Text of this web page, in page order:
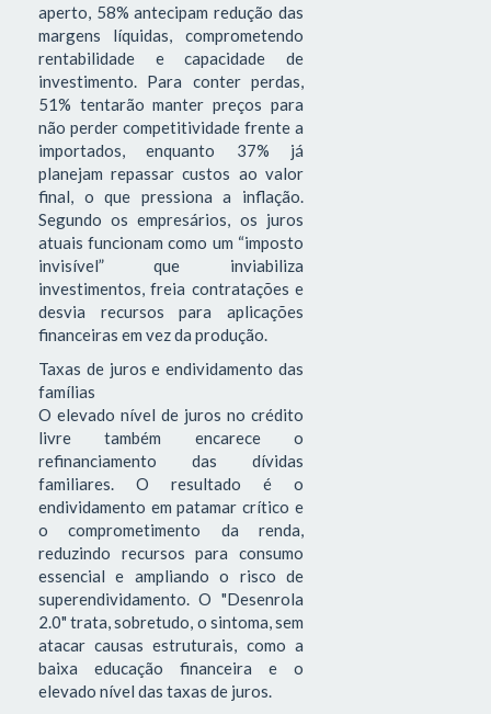
aperto, 58% antecipam redução das
margens líquidas, comprometendo
rentabilidade e capacidade de
investimento. Para conter perdas,
51% tentarão manter preços para
não perder competitividade frente a
importados, enquanto 37% já
planejam repassar custos ao valor
final, o que pressiona a inflação.
Segundo os empresários, os juros
atuais funcionam como um “imposto
invisível” que inviabiliza
investimentos, freia contratações e
desvia recursos para aplicações
financeiras em vez da produção.
Taxas de juros e endividamento das
famílias
O elevado nível de juros no crédito
livre também encarece o
refinanciamento das dívidas
familiares. O resultado é o
endividamento em patamar crítico e
o comprometimento da renda,
reduzindo recursos para consumo
essencial e ampliando o risco de
superendividamento. O "Desenrola
2.0" trata, sobretudo, o sintoma, sem
atacar causas estruturais, como a
baixa educação financeira e o
elevado nível das taxas de juros.